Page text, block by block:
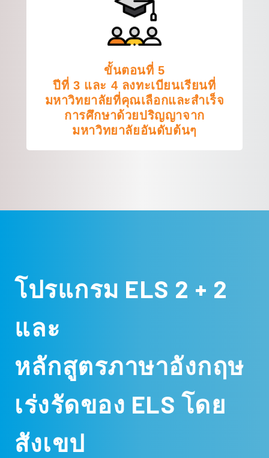
ขั้นตอนที่ 5
ปีที่ 3 และ 4 ลงทะเบียนเรียนที่
มหาวิทยาลัยที่คุณเลือกและสำเร็จ
การศึกษาด้วยปริญญาจาก
มหาวิทยาลัยอันดับต้นๆ
โปรแกรม ELS 2 + 2
และ
หลักสูตรภาษาอังกฤษ
เร่งรัดของ ELS โดย
สังเขป